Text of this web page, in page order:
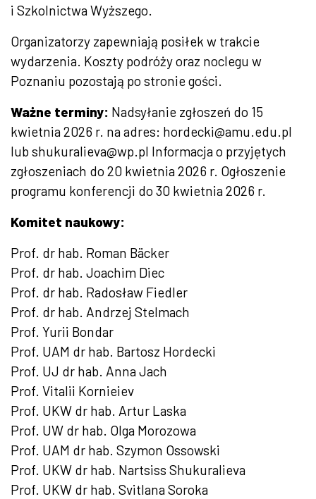
i Szkolnictwa Wyższego.
Organizatorzy zapewniają posiłek w trakcie
wydarzenia. Koszty podróży oraz noclegu w
Poznaniu pozostają po stronie gości.
Ważne terminy: Nadsyłanie zgłoszeń do 15
kwietnia 2026 r. na adres: hordecki@amu.edu.pl
lub shukuralieva@wp.pl Informacja o przyjętych
zgłoszeniach do 20 kwietnia 2026 r. Ogłoszenie
programu konferencji do 30 kwietnia 2026 r.
Komitet naukowy:
Prof. dr hab. Roman Bäcker
Prof. dr hab. Joachim Diec
Prof. dr hab. Radosław Fiedler
Prof. dr hab. Andrzej Stelmach
Prof. Yurii Bondar
Prof. UAM dr hab. Bartosz Hordecki
Prof. UJ dr hab. Anna Jach
Prof. Vitalii Kornieiev
Prof. UKW dr hab. Artur Laska
Prof. UW dr hab. Olga Morozowa
Prof. UAM dr hab. Szymon Ossowski
Prof. UKW dr hab. Nartsiss Shukuralieva
Prof. UKW dr hab. Svitlana Soroka